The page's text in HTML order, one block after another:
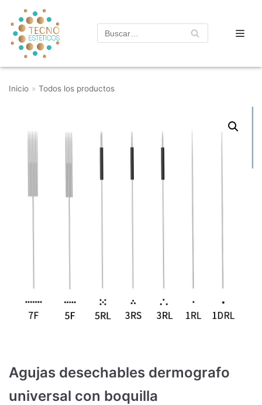
Saltar
al
contenido
Inicio » Todos los productos
Agujas desechables dermografo
universal con boquilla